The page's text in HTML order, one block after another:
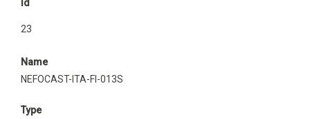
Id
23
Name
NEFOCAST-ITA-FI-013S
Type